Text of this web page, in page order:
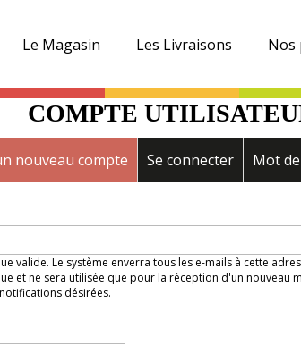
Le Magasin Les Livraisons Nos
COMPTE
nouveau compte (onglet actif)
Se connecter Mot
valide. Le système enverra tous les e-mails à cette
et ne sera utilisée que pour la réception d'un nouveau
désirées.